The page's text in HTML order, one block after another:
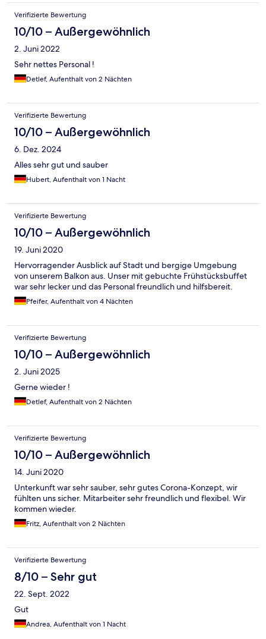
Verifizierte Bewertung
10/10 – Außergewöhnlich
2. Juni 2022
Sehr nettes Personal !
Detlef, Aufenthalt von 2 Nächten
Verifizierte Bewertung
10/10 – Außergewöhnlich
6. Dez. 2024
Alles sehr gut und sauber
Hubert, Aufenthalt von 1 Nacht
Verifizierte Bewertung
10/10 – Außergewöhnlich
19. Juni 2020
Hervorragender Ausblick auf Stadt und bergige Umgebung
von unserem Balkon aus. Unser mit gebuchte Frühstücksbuffet
war sehr lecker und das Personal freundlich und hilfsbereit.
Pfeifer, Aufenthalt von 4 Nächten
Verifizierte Bewertung
10/10 – Außergewöhnlich
2. Juni 2025
Gerne wieder !
Detlef, Aufenthalt von 2 Nächten
Verifizierte Bewertung
10/10 – Außergewöhnlich
14. Juni 2020
Unterkunft war sehr sauber, sehr gutes Corona-Konzept, wir
fühlten uns sicher. Mitarbeiter sehr freundlich und flexibel. Wir
kommen wieder.
Fritz, Aufenthalt von 2 Nächten
Verifizierte Bewertung
8/10 – Sehr gut
22. Sept. 2022
Gut
Andrea, Aufenthalt von 1 Nacht